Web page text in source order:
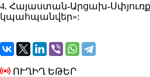
4. Հայաստան-Արցախ-Սփյուռք
կպահպանվեր»:
ՈՒՂԻՂ ԵԹԵՐ